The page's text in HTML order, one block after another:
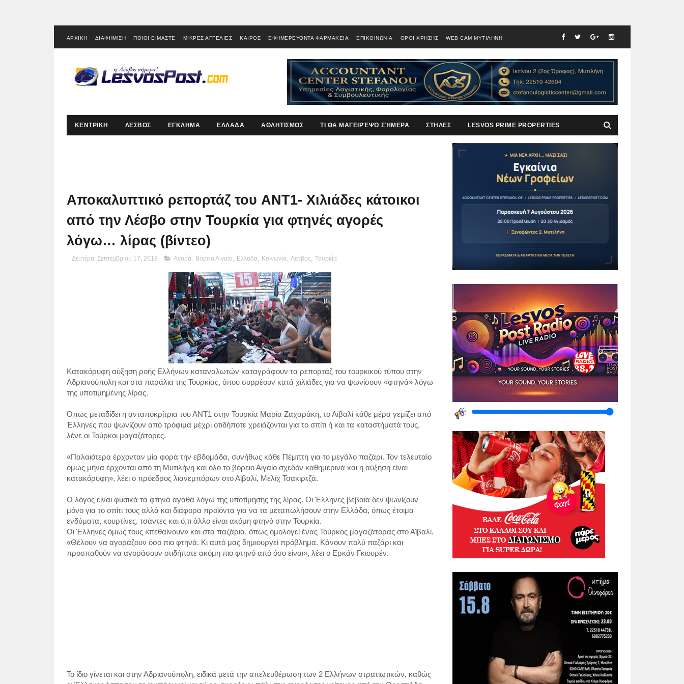
ΑΡΧΙΚΗ ΔΙΑΦΗΜΙΣΗ ΠΟΙΟΙ ΕΙΜΑΣΤΕ ΜΙΚΡΕΣ ΑΓΓΕΛΙΕΣ ΚΑΙΡΟΣ ΕΦΗΜΕΡΕΥΟΝΤΑ ΦΑΡΜΑΚΕΙΑ ΕΠΙΚΟΙΝΩΝΙΑ ΟΡΟΙ ΧΡΗΣΗΣ WEB CAM ΜΥΤΙΛΗΝΗ
ΚΕΝΤΡΙΚΗ ΛΕΣΒΟΣ ΕΓΚΛΗΜΑ ΕΛΛΑΔΑ ΑΘΛΗΤΙΣΜΟΣ ΤΙ ΘΑ ΜΑΓΕΙΡΈΨΩ ΣΉΜΕΡΑ ΣΤΗΛΕΣ LESVOS PRIME PROPERTIES
Αποκαλυπτικό ρεπορτάζ του ANT1- Χιλιάδες κάτοικοι
από την Λέσβο στην Τουρκία για φτηνές αγορές
λόγω… λίρας (βίντεο)
Δευτέρα, Σεπτεμβρίου 17, 2018 Αγορά, Βόρειο Αιγαίο, Ελλαδα, Κοινωνία, Λεσβος, Τουρκία
Κατακόρυφη αύξηση ροής Ελλήνων καταναλωτών καταγράφουν τα ρεπορτάζ του τουρκικού τύπου στην
Αδριανούπολη και στα παράλια της Τουρκίας, όπου συρρέουν κατά χιλιάδες για να ψωνίσουν «φτηνά» λόγω
της υποτιμημένης λίρας.
Όπως μεταδίδει η ανταποκρίτρια του ΑΝΤ1 στην Τουρκία Μαρία Ζαχαράκη, το Αϊβαλί κάθε μέρα γεμίζει από
Έλληνες που ψωνίζουν από τρόφιμα μέχρι οτιδήποτε χρειάζονται για το σπίτι ή και τα καταστήματά τους,
λένε οι Τούρκοι μαγαζάτορες.
«Παλαιότερα έρχονταν μία φορά την εβδομάδα, συνήθως κάθε Πέμπτη για το μεγάλο παζάρι. Τον τελευταίο
όμως μήνα έρχονται από τη Μυτιλήνη και όλο το βόρειο Αιγαίο σχεδόν καθημερινά και η αύξηση είναι
κατακόρυφη», λέει ο πρόεδρος λιανεμπόρων στο Αϊβαλί, Μελίχ Τσακιρτζά.
Ο λόγος είναι φυσικά τα φτηνά αγαθά λόγω της υποτίμησης της λίρας. Οι Έλληνες βέβαια δεν ψωνίζουν
μόνο για το σπίτι τους αλλά και διάφορα προϊόντα για να τα μεταπωλήσουν στην Ελλάδα, όπως έτοιμα
ενδύματα, κουρτίνες, τσάντες και ό,τι άλλο είναι ακόμη φτηνό στην Τουρκία.
Οι Έλληνες όμως τους «πεθαίνουν» και στα παζάρια, όπως ομολογεί ένας Τούρκος μαγαζάτορας στο Αϊβαλί.
«Θέλουν να αγοράζουν όσο πιο φτηνά. Κι αυτό μας δημιουργεί πρόβλημα. Κάνουν πολύ παζάρι και
προσπαθούν να αγοράσουν οτιδήποτε ακόμη πιο φτηνό από όσο είναι», λέει ο Ερκάν Γκιουρέν.
Το ίδιο γίνεται και στην Αδριανούπολη, ειδικά μετά την απελευθέρωση των 2 Ελλήνων στρατιωτικών, καθώς